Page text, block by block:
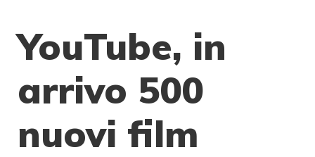
YouTube, in
arrivo 500
nuovi film